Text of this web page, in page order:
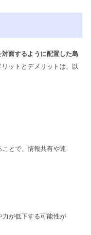
面するように配置した島
ットとデメリットは、以
ことで、情報共有や連
力が低下する可能性が